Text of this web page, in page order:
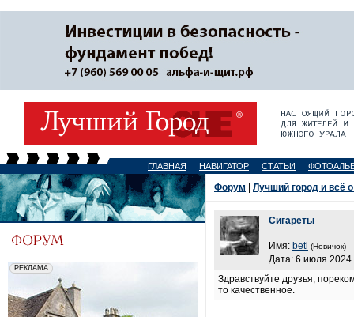
ГЛАВНАЯ НАВИГАТОР СТАТЬИ
Форум Лучший город и всё
Сигареты
Имя: beti (Новичок)
Дата: 6 июля 2024
Здравствуйте друзья,
то качественное.